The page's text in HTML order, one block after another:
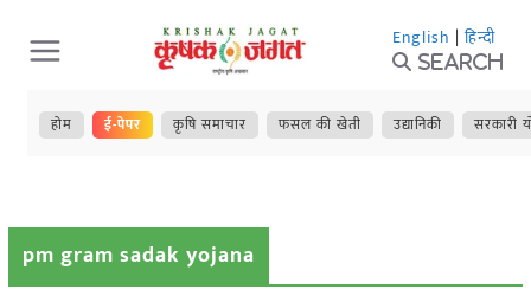
Skip
to
content
English | हिन्दी
Search
होम ई-पेपर कृषि समाचार फसल की खेती उद्यानिकी सरकारी
pm gram sadak yojana